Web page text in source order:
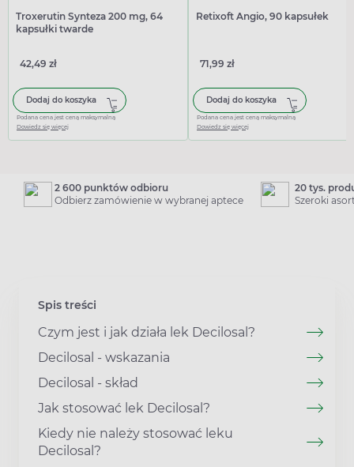
Troxerutin Synteza 200 mg, 64
kapsułki twarde
42,49 zł
Dodaj do koszyka
Podana cena jest ceną maksymalną
Dowiedz się więcej
Retixoft Angio, 90 kapsułek
71,99 zł
Dodaj do koszyka
Podana cena jest ceną maksymalną
Dowiedz się więcej
2 600 punktów odbioru
Odbierz zamówienie w wybranej aptece
20 tys.
Szeroki
Spis treści
Czym jest i jak działa lek Decilosal?
Decilosal - wskazania
Decilosal - skład
Jak stosować lek Decilosal?
Kiedy nie należy stosować leku
Decilosal?